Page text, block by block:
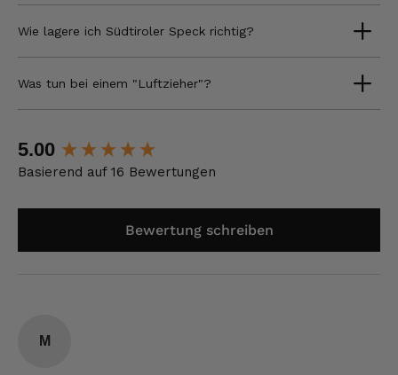
Wie lagere ich Südtiroler Speck richtig?
Was tun bei einem "Luftzieher"?
5.00
Basierend auf 16 Bewertungen
Bewertung schreiben
M
New content loaded